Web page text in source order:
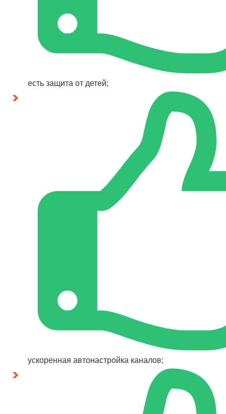
есть защита от детей;
ускоренная автонастройка каналов;